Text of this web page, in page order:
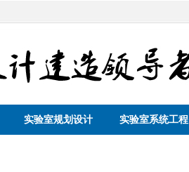
实验室规划设计 实验室系统工程